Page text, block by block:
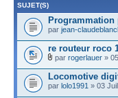
SUJET(S)
Programmation
par jean-
re routeur roco
par rogerlauer »
Locomotive
par lolo1991 » 03